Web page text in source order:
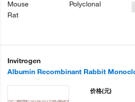
Mouse
Rat
Polyclonal
Invitrogen
Albumin Recombinant Rabbit
价格(元)